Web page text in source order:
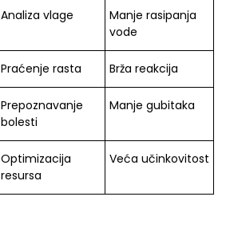
Analiza vlage
Manje rasipanja
vode
Praćenje rasta Brža reakcija
Prepoznavanje
bolesti
Manje gubitaka
Optimizacija
resursa
Veća učinkovitost